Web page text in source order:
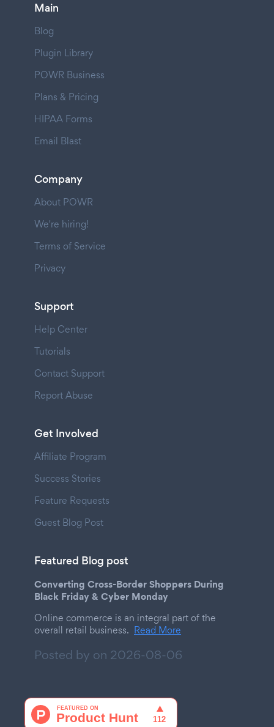
Main
Blog
Plugin Library
POWR Business
Plans & Pricing
HIPAA Forms
Email Blast
Company
About POWR
We're hiring!
Terms of Service
Privacy
Support
Help Center
Tutorials
Contact Support
Report Abuse
Get Involved
Affiliate Program
Success Stories
Feature Requests
Guest Blog Post
Featured Blog post
Converting Cross-Border Shoppers During
Black Friday & Cyber Monday
Online commerce is an integral part of the
overall retail business. Read More
Posted by on 2026-08-06